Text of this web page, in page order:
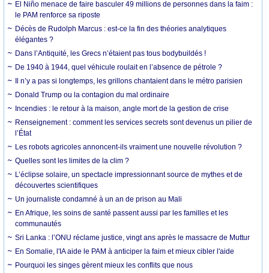
El Niño menace de faire basculer 49 millions de personnes dans la faim :
le PAM renforce sa riposte
Décès de Rudolph Marcus : est-ce la fin des théories analytiques
élégantes ?
Dans l’Antiquité, les Grecs n’étaient pas tous bodybuildés !
De 1940 à 1944, quel véhicule roulait en l’absence de pétrole ?
Il n’y a pas si longtemps, les grillons chantaient dans le métro parisien
Donald Trump ou la contagion du mal ordinaire
Incendies : le retour à la maison, angle mort de la gestion de crise
Renseignement : comment les services secrets sont devenus un pilier de
l’État
Les robots agricoles annoncent-ils vraiment une nouvelle révolution ?
Quelles sont les limites de la clim ?
L’éclipse solaire, un spectacle impressionnant source de mythes et de
découvertes scientifiques
Un journaliste condamné à un an de prison au Mali
En Afrique, les soins de santé passent aussi par les familles et les
communautés
Sri Lanka : l’ONU réclame justice, vingt ans après le massacre de Muttur
En Somalie, l'IA aide le PAM à anticiper la faim et mieux cibler l'aide
Pourquoi les singes gèrent mieux les conflits que nous